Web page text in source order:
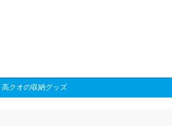
クオの収納グッズ